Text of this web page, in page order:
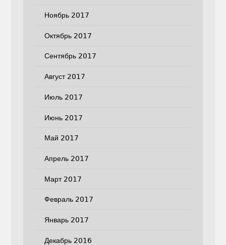
Ноябрь 2017
Октябрь 2017
Сентябрь 2017
Август 2017
Июль 2017
Июнь 2017
Май 2017
Апрель 2017
Март 2017
Февраль 2017
Январь 2017
Декабрь 2016